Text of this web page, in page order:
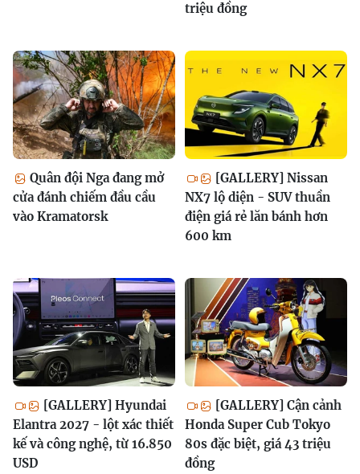
triệu đồng
Quân đội Nga đang mở
cửa đánh chiếm đầu cầu
vào Kramatorsk
[GALLERY] Nissan
NX7 lộ diện - SUV thuần
điện giá rẻ lăn bánh hơn
600 km
[GALLERY] Hyundai
Elantra 2027 - lột xác thiết
kế và công nghệ, từ 16.850
USD
[GALLERY] Cận cảnh
Honda Super Cub Tokyo
80s đặc biệt, giá 43 triệu
đồng